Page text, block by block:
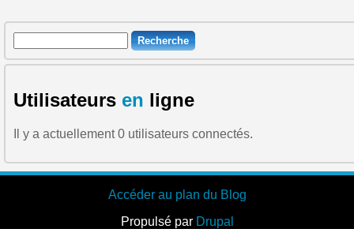
Formulaire de recherche
Recherche
Utilisateurs en ligne
Il y a actuellement 0 utilisateurs connectés.
Accéder au plan du Blog
Propulsé par Drupal